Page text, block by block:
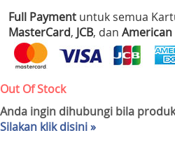
Full Payment untuk semua
MasterCard, JCB, dan American
Out Of Stock
Anda ingin dihubungi bila
Silakan klik disini »